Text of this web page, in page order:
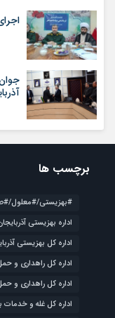
اجرای بیش
برچسب ها
#بهزیستی/#معلول/
اداره بهزیستی
اداره کل بهزیستی
اداره کل راهداری و
اداره کل راهداری و
اداره کل غله و خدمات